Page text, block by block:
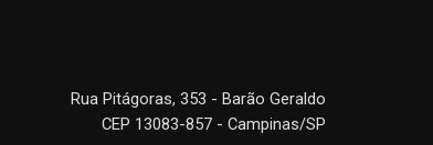
Rua Pitágoras, 353 - Barão Geraldo
CEP 13083-857 - Campinas/SP